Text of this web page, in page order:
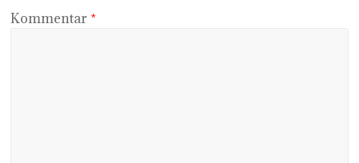
Kommentar *